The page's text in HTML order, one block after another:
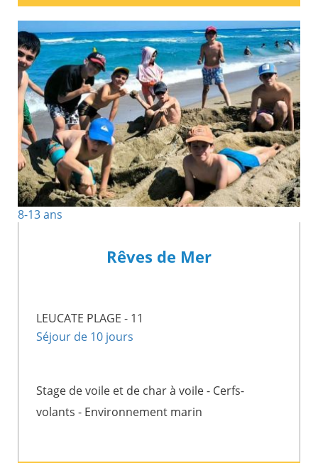
8-13 ans
Rêves de Mer
LEUCATE PLAGE - 11
Séjour de 10 jours
Stage de voile et de char à voile - Cerfs-
volants - Environnement marin